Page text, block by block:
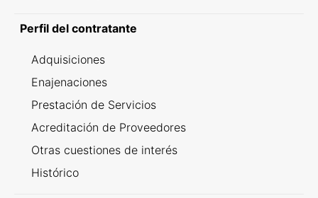
Perfil del contratante
Adquisiciones
Enajenaciones
Prestación de Servicios
Acreditación de Proveedores
Otras cuestiones de interés
Histórico